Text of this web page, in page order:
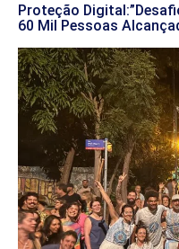
Proteção
60 Mil Pessoas